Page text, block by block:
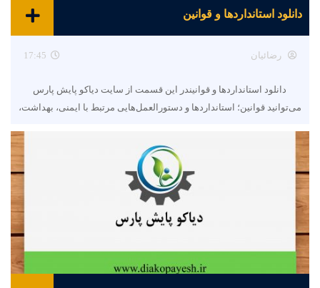
دانلود استانداردها و قوانین
رضائیان 17:45
دانلود استانداردها و قوانیندر این قسمت از سایت دیاکو پایش پارس
می‌توانید قوانین؛ استانداردها و دستورالعمل‌هایی مرتبط با ایمنی، بهداشت،